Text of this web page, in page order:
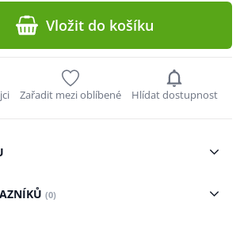
Vložit do košíku
Zařadit mezi oblíbené Hlídat dostupnost
(0)